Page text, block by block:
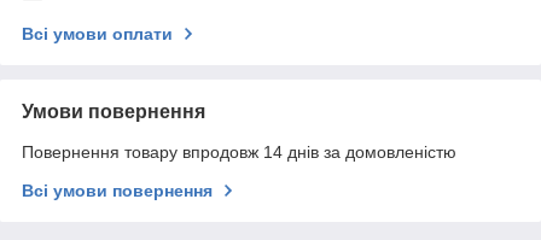
Всі умови оплати
Умови повернення
Повернення товару впродовж 14 днів за домовленістю
Всі умови повернення